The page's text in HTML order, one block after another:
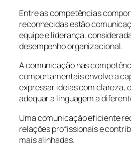
Entre as competências
reconhecidas estão
equipe e liderança,
desempenho organizacional.
A comunicação nas
comportamentais envolve a
expressar ideias com clareza,
adequar a linguagem a
Uma comunicação eficiente
relações profissionais e
mais alinhadas.